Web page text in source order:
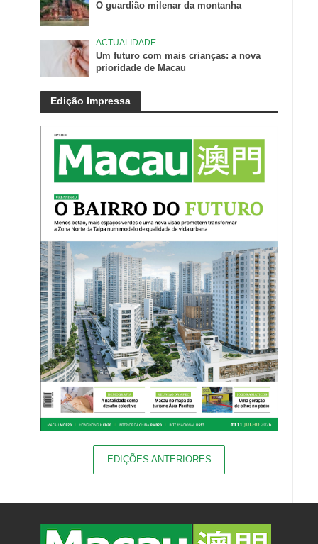
O guardião milenar da montanha
ACTUALIDADE
Um futuro com mais crianças: a nova
prioridade de Macau
Edição Impressa
EDIÇÕES ANTERIORES